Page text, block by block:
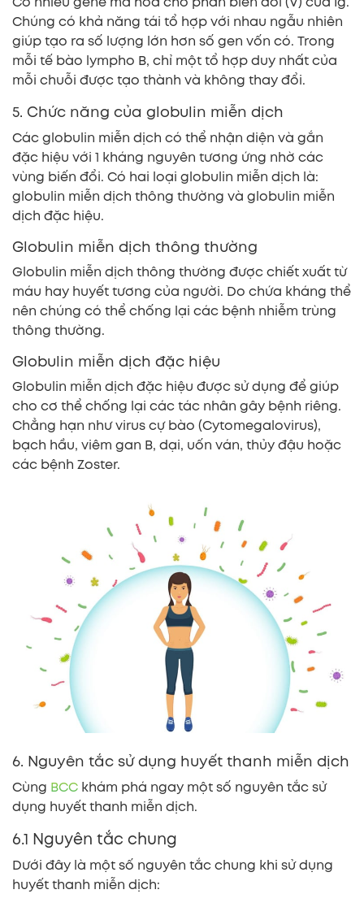
Chúng có khả năng tái tổ hợp với nhau ngẫu nhiên
giúp tạo ra số lượng lớn hơn số gen vốn có. Trong
mỗi tế bào lympho B, chỉ một tổ hợp duy nhất của
mỗi chuỗi được tạo thành và không thay đổi.
5. Chức năng của globulin miễn dịch
Các globulin miễn dịch có thể nhận diện và gắn
đặc hiệu với 1 kháng nguyên tương ứng nhờ các
vùng biến đổi. Có hai loại globulin miễn dịch là:
globulin miễn dịch thông thường và globulin miễn
dịch đặc hiệu.
Globulin miễn dịch thông thường
Globulin miễn dịch thông thường được chiết xuất từ
máu hay huyết tương của người. Do chứa kháng thể
nên chúng có thể chống lại các bệnh nhiễm trùng
thông thường.
Globulin miễn dịch đặc hiệu
Globulin miễn dịch đặc hiệu được sử dụng để giúp
cho cơ thể chống lại các tác nhân gây bệnh riêng.
Chẳng hạn như virus cự bào (Cytomegalovirus),
bạch hầu, viêm gan B, dại, uốn ván, thủy đậu hoặc
các bệnh Zoster.
6. Nguyên tắc sử dụng huyết thanh miễn dịch
Cùng BCC khám phá ngay một số nguyên tắc sử
dụng huyết thanh miễn dịch.
6.1 Nguyên tắc chung
Dưới đây là một số nguyên tắc chung khi sử dụng
huyết thanh miễn dịch: